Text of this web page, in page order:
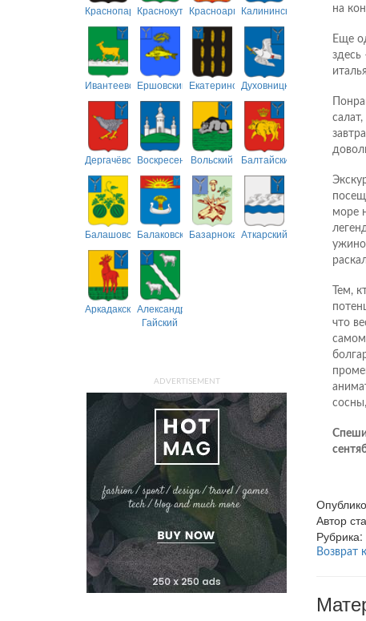
Краснопартизанский
КраснокутскийКрасноармейский
Калининский
ИвантеевскийЕршовский ЕкатериновскийДуховницкий
ДергачёвскийВоскресенскийВольский Балтайский
БалашовскийБалаковскийБазарнокарабулакский
Аткарский
АркадакскийАлександрово-
Гайский
ADVERTISEMENT
на
Еще
здесь
море
Тем,
что
самом
Автор
Рубрика:
Возврат